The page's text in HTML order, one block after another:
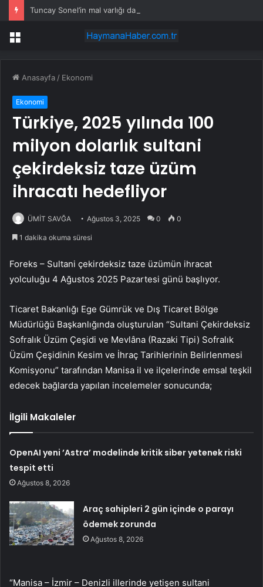
Menü
Anasayfa / Ekonomi
Ekonomi
Türkiye, 2025 yılında 100
milyon dolarlık sultani
çekirdeksiz taze üzüm
ihracatı hedefliyor
ÜMİT SAVĞA Ağustos 3, 2025 0 0
1 dakika okuma süresi
Foreks – Sultani çekirdeksiz taze üzümün ihracat
yolculuğu 4 Ağustos 2025 Pazartesi günü başlıyor.
Ticaret Bakanlığı Ege Gümrük ve Dış Ticaret Bölge
Müdürlüğü Başkanlığında oluşturulan “Sultani Çekirdeksiz
Sofralık Üzüm Çeşidi ve Mevlâna (Razaki Tipi) Sofralık
Üzüm Çeşidinin Kesim ve İhraç Tarihlerinin Belirlenmesi
Komisyonu” tarafından Manisa il ve ilçelerinde emsal teşkil
edecek bağlarda yapılan incelemeler sonucunda;
İlgili Makaleler
OpenAI yeni ’Astra’ modelinde kritik siber yetenek riski
tespit etti
Ağustos 8, 2026
Araç sahipleri 2 gün içinde o parayı
ödemek zorunda
Ağustos 8, 2026
“Manisa – İzmir – Denizli illerinde yetişen sultani